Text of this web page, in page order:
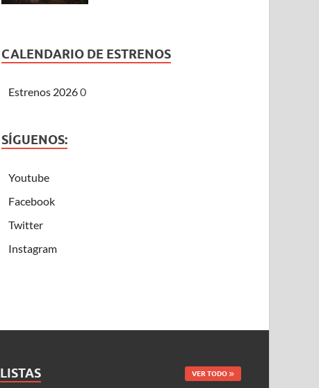
CALENDARIO DE ESTRENOS
Estrenos 20260
SÍGUENOS:
Youtube
Facebook
Twitter
Instagram
LISTAS VER TODO